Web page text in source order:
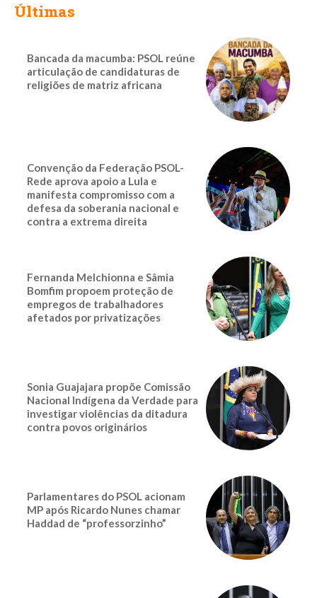
Últimas
Bancada da macumba: PSOL reúne
articulação de candidaturas de
religiões de matriz africana
Convenção da Federação PSOL-
Rede aprova apoio a Lula e
manifesta compromisso com a
defesa da soberania nacional e
contra a extrema direita
Fernanda Melchionna e Sâmia
Bomfim propoem proteção de
empregos de trabalhadores
afetados por privatizações
Sonia Guajajara propõe Comissão
Nacional Indígena da Verdade para
investigar violências da ditadura
contra povos originários
Parlamentares do PSOL acionam
MP após Ricardo Nunes chamar
Haddad de “professorzinho”